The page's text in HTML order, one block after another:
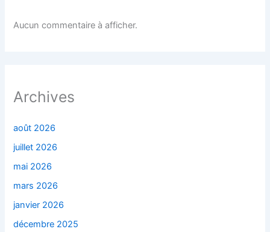
Aucun commentaire à afficher.
Archives
août 2026
juillet 2026
mai 2026
mars 2026
janvier 2026
décembre 2025